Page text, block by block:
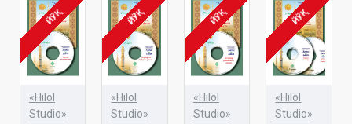
ЙЎҚ
«Hilol
Studio»
ЙЎҚ
«Hilol
Studio»
ЙЎҚ
«Hilol
Studio»
ЙЎҚ
«Hilol
Studio»